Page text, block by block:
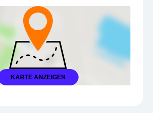
KARTE ANZEIGEN